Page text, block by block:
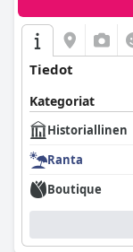
Tiedot
Kategoriat
Historiallinen
Ranta
Boutique